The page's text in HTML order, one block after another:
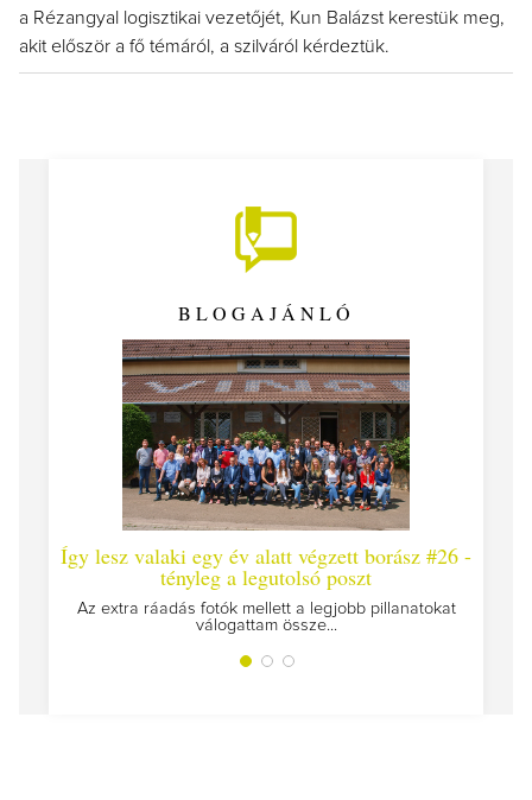
a Rézangyal logisztikai vezetőjét, Kun Balázst kerestük meg,
akit először a fő témáról, a szilváról kérdeztük.
BLOGAJÁNLÓ
Így lesz valaki egy év alatt végzett borász #26 -
tényleg a legutolsó poszt
Az extra ráadás fotók mellett a legjobb pillanatokat
válogattam össze...